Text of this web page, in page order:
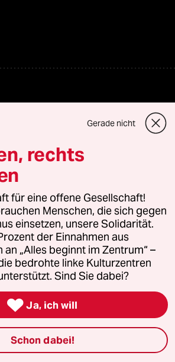
Gerade nicht
rechts
für eine offene Gesellschaft!
Menschen, die sich gegen
einsetzen, unsere Solidarität.
der Einnahmen aus
„Alles beginnt im Zentrum“ –
bedrohte linke Kulturzentren
Sind Sie dabei?
 Ja, ich will
Schon dabei!